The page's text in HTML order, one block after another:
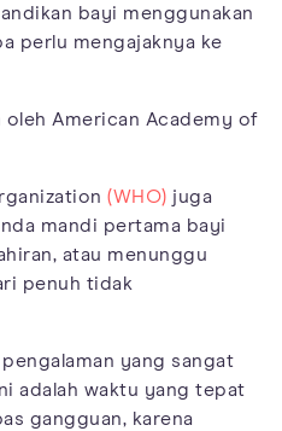
bayi menggunakan
perlu mengajaknya ke
oleh American Academy of
(WHO) juga
mandi pertama bayi
atau menunggu
penuh tidak
yang sangat
adalah waktu yang tepat
gangguan, karena